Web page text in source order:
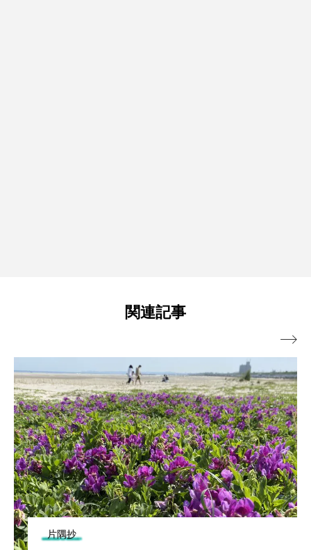
関連記事
片隅抄
